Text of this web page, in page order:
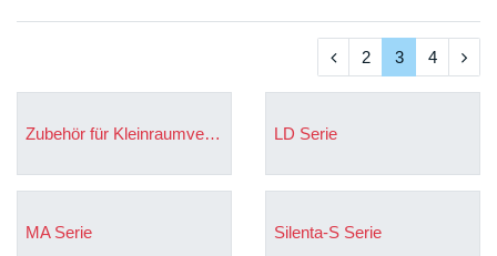
2 3 4
Zubehör für Kleinraumventilatoren LD Serie
MA Serie Silenta-S Serie